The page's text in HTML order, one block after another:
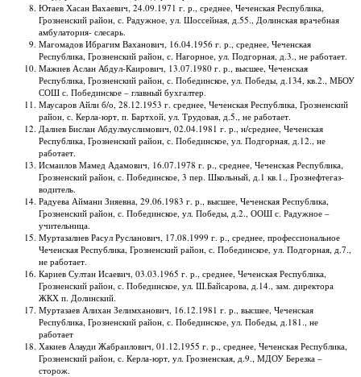
Ютаев Хасан Вахаевич, 24.09.1971 г. р., среднее, Чеченская Республика,
Грозненский район, с. Радужное, ул. Шоссейная, д.55., Долинская врачебная
амбулатория- слесарь.
Магомадов Ибрагим Ваханович, 16.04.1956 г. р., среднее, Чеченская
Республика, Грозненский район, с. Нагорное, ул. Подгорная, д.3., не работает.
Мажиев Аслан Абдул-Каирович, 13.07.1980 г. р., высшее, Чеченская
Республика, Грозненский район, с. Побединское, ул. Победы, д.134, кв.2., МБОУ
СОШ с. Побединское – главный бухгалтер.
Маусаров Айли б/о, 28.12.1953 г. среднее, Чеченская Республика, Грозненский
район, с. Керла-юрт, п. Бартхой, ул. Трудовая, д.5., не работает.
Далиев Бислан Абдулмуслимович, 02.04.1981 г. р., н/среднее, Чеченская
Республика, Грозненский район, с. Побединское, ул. Подгорная, д.12., не
работает.
Исмаилов Мамед Адамович, 16.07.1978 г. р., среднее, Чеченская Республика,
Грозненский район, с. Побединское, 3 пер. Школьный, д.1 кв.1., Грознефтегаз-
водитель.
Радуева Аймани Зияевна, 29.06.1983 г. р., высшее, Чеченская Республика,
Грозненский район, с. Побединское, ул. Победы, д.2., ООШ с. Радужное –
учительница.
Муртазалиев Расул Русланович, 17.08.1999 г. р., среднее, профессиональное
Чеченская Республика, Грозненский район, с. Побединское, ул. Подгорная, д.7.,
не работает.
Кариев Султан Исаевич, 03.03.1965 г. р., среднее, Чеченская Республика,
Грозненский район, с. Побединское, ул. Ш.Байсарова, д.14., зам. директора
ЖКХ п. Долинский.
Муртазаев Алихан Зелимханович, 16.12.1981 г. р., высшее, Чеченская
Республика, Грозненский район, с. Побединское, ул. Победы, д.181., не
работает
Хакиев Алауди Жабраилович, 01.12.1955 г. р., среднее, Чеченская Республика,
Грозненский район, с. Керла-юрт, ул. Грозненская, д.9., МДОУ Березка –
сторож.